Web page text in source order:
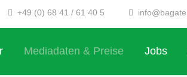
+49 (0) 68 41 / 61 40 5
Mediadaten & Preise Jobs